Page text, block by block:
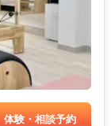
体験・相談予約